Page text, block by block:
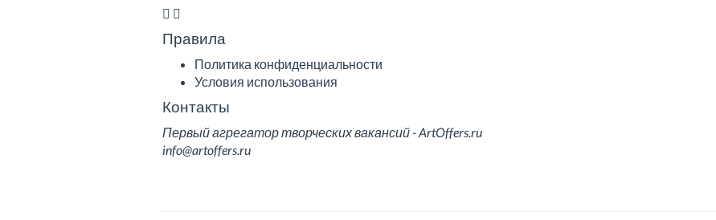
Правила
Политика конфиденциальности
Условия использования
Контакты
Первый агрегатор творческих вакансий - ArtOffers.ru
info@artoffers.ru